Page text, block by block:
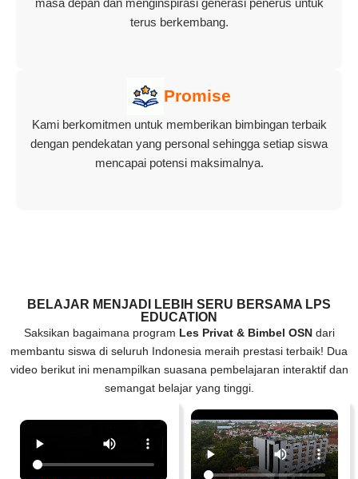
terus berkembang.
Promise
Kami berkomitmen untuk memberikan bimbingan terbaik
dengan pendekatan yang personal sehingga setiap siswa
mencapai potensi maksimalnya.
BELAJAR MENJADI LEBIH SERU BERSAMA LPS
EDUCATION
Saksikan bagaimana program Les Privat & Bimbel OSNdari
membantu siswa di seluruh Indonesia meraih prestasi terbaik! Dua
video berikut ini menampilkan suasana pembelajaran interaktif dan
semangat belajar yang tinggi.